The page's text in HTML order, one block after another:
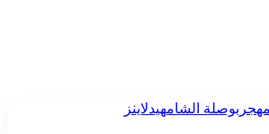
بوصلة الشامهيدلاينز